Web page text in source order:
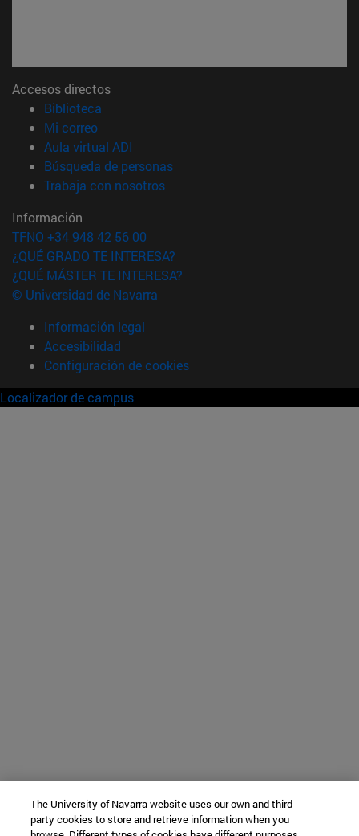
Accesos directos
Biblioteca
Mi correo(abre en nueva ventana)
Aula virtual ADI
Búsqueda de personas(abre en nueva ventana)
Trabaja con nosotros(abre en nueva ventana)
Información
TFNO +34 948 42 56 00
¿QUÉ GRADO TE INTERESA?
¿QUÉ MÁSTER TE INTERESA?
© Universidad de Navarra
Información legal
Accesibilidad
Configuración de cookies
Localizador de campus
The University of Navarra website uses our own and third-
party cookies to store and retrieve information when you